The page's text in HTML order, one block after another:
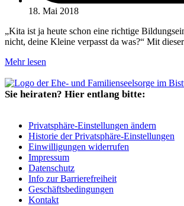
18. Mai 2018
„Kita ist ja heute schon eine richtige
nicht, deine Kleine verpasst da was?“ Mit
Mehr lesen
Sie heiraten? Hier entlang bitte:
Privatsphäre-Einstellungen ändern
Historie der Privatsphäre-Einstellungen
Einwilligungen widerrufen
Impressum
Datenschutz
Info zur Barrierefreiheit
Geschäftsbedingungen
Kontakt